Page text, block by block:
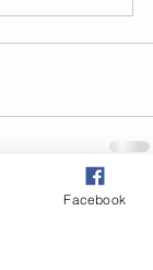
Voir tout
Facebook